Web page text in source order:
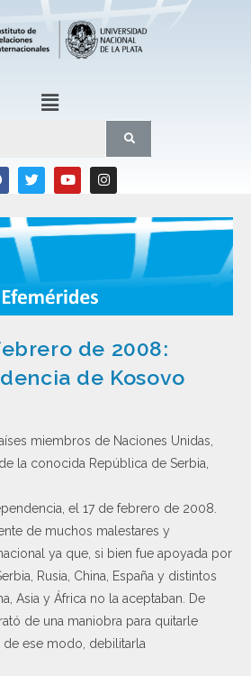
de 2008:
de Kosovo
miembros de Naciones Unidas,
la conocida República de Serbia,
el 17 de febrero de 2008.
de muchos malestares y
ya que, si bien fue apoyada por
Rusia, China, España y distintos
Asia y África no la aceptaban. De
de una maniobra para quitarle
ese modo, debilitarla